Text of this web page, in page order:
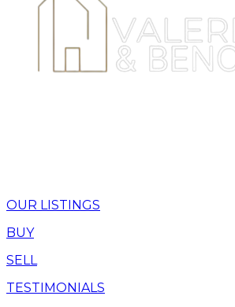
OUR LISTINGS
BUY
SELL
TESTIMONIALS